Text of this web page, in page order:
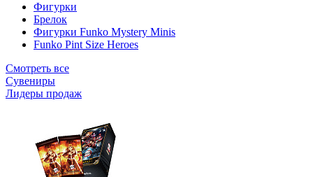
Фигурки
Брелок
Фигурки Funko Mystery Minis
Funko Pint Size Heroes
Смотреть все
Сувениры
Лидеры продаж